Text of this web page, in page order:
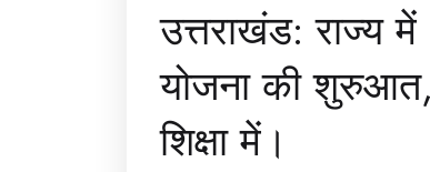
उत्तराखंड: राज्य
योजना की
शिक्षा में।